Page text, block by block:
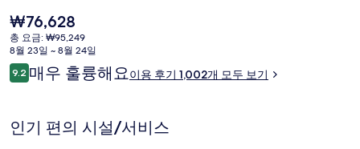
에서는 14분 거리에 있어 대중 교통편을 이용하기 편리합니다.
현
재
가
격
은
₩76,628
총 요금: ₩95,249
8월 23일 ~ 8월 24일
이
용
기
9.210점 만점 중 9.2점.
매우 훌륭해요이용 후기 1,002개 모두 보기
인기 편의 시설/서비스